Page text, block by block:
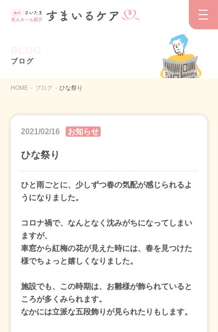
ブログ
HOME ブログ ひな祭り
2021/02/16 お知らせ
ひな祭り
ひと雨ごとに、少しずつ春の気配が感じられるよ
うになりました。
コロナ禍で、なんとなく沈みがちになってしまい
ますが、
車窓から紅梅の花が見えた時には、春を見つけた
様でちょっと嬉しくなりました。
施設でも、この時期は、お雛様が飾られていると
ころが多くみられます。
なかには立派な五段飾りが見られたりもします。